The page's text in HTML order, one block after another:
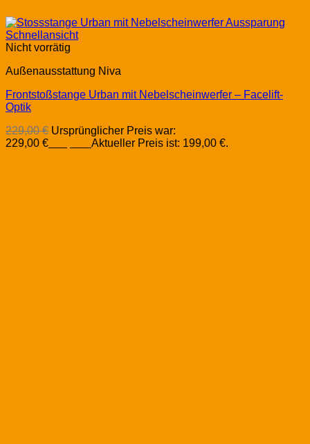
Schnellansicht
Nicht vorrätig
Außenausstattung Niva
Frontstoßstange Urban mit Nebelscheinwerfer – Facelift-
Optik
229,00€ Ursprünglicher Preis war:
229,00 €
Aktueller Preis ist: 199,00 €.